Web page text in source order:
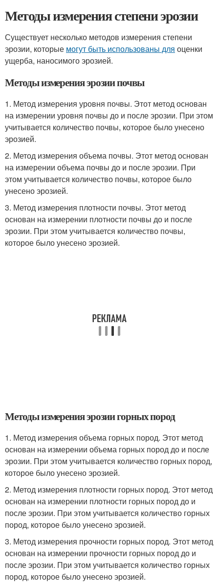
Методы измерения степени эрозии
Существует несколько методов измерения степени
эрозии, которые могут быть использованы для оценки
ущерба, наносимого эрозией.
Методы измерения эрозии почвы
1. Метод измерения уровня почвы. Этот метод основан
на измерении уровня почвы до и после эрозии. При этом
учитывается количество почвы, которое было унесено
эрозией.
2. Метод измерения объема почвы. Этот метод основан
на измерении объема почвы до и после эрозии. При
этом учитывается количество почвы, которое было
унесено эрозией.
3. Метод измерения плотности почвы. Этот метод
основан на измерении плотности почвы до и после
эрозии. При этом учитывается количество почвы,
которое было унесено эрозией.
Методы измерения эрозии горных пород
1. Метод измерения объема горных пород. Этот метод
основан на измерении объема горных пород до и после
эрозии. При этом учитывается количество горных пород,
которое было унесено эрозией.
2. Метод измерения плотности горных пород. Этот метод
основан на измерении плотности горных пород до и
после эрозии. При этом учитывается количество горных
пород, которое было унесено эрозией.
3. Метод измерения прочности горных пород. Этот метод
основан на измерении прочности горных пород до и
после эрозии. При этом учитывается количество горных
пород, которое было унесено эрозией.